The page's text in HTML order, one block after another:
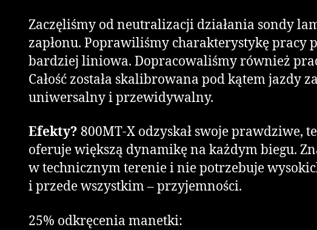
Zaczęliśmy od neutralizacji działania sondy
zapłonu. Poprawiliśmy charakterystykę pracy
bardziej liniowa. Dopracowaliśmy również
Całość została skalibrowana pod kątem jazdy
uniwersalny i przewidywalny.
Efekty? 800MT-X odzyskał swoje prawdziwe,
oferuje większą dynamikę na każdym biegu.
w technicznym terenie i nie potrzebuje
i przede wszystkim – przyjemności.
25% odkręcenia manetki: